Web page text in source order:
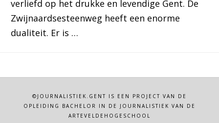
verliefd op het drukke en levendige Gent. De
Zwijnaardsesteenweg heeft een enorme
dualiteit. Er is …
©JOURNALISTIEK.GENT IS EEN PROJECT VAN DE
OPLEIDING BACHELOR IN DE JOURNALISTIEK VAN DE
ARTEVELDEHOGESCHOOL